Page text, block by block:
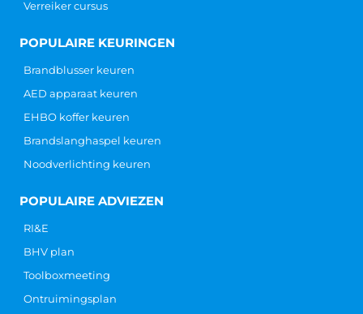
Verreiker cursus
POPULAIRE KEURINGEN
Brandblusser keuren
AED apparaat keuren
EHBO koffer keuren
Brandslanghaspel keuren
Noodverlichting keuren
POPULAIRE ADVIEZEN
RI&E
BHV plan
Toolboxmeeting
Ontruimingsplan